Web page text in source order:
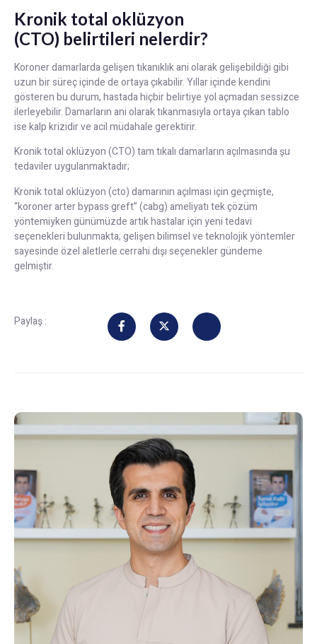
Kronik total oklüzyon
(CTO) belirtileri nelerdir?
Koroner damarlarda gelişen tıkanıklık ani olarak gelişebildiği gibi
uzun bir süreç içinde de ortaya çıkabilir. Yıllar içinde kendini
gösteren bu durum, hastada hiçbir belirtiye yol açmadan sessizce
ilerleyebilir. Damarların ani olarak tıkanmasıyla ortaya çıkan tablo
ise kalp krizidir ve acil müdahale gerektirir.
Kronik total oklüzyon (CTO) tam tıkalı damarların açılmasında şu
tedaviler uygulanmaktadır;
Kronik total oklüzyon (cto) damarının açılması için geçmişte,
“koroner arter bypass greft” (cabg) ameliyatı tek çözüm
yöntemiyken günümüzde artık hastalar için yeni tedavi
seçenekleri bulunmakta; gelişen bilimsel ve teknolojik yöntemler
sayesinde özel aletlerle cerrahi dışı seçenekler gündeme
gelmiştir.
Paylaş :